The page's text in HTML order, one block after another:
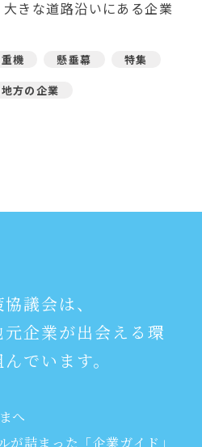
きな道路沿いにある企業
機 懸垂幕
特集
方の企業
議会は、
企業が出会える環
でいます。
へ
が詰まった「企業ガイド」